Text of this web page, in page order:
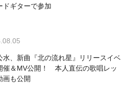
ドギターで参加
水、新曲『北の流れ星』リリースイベ
催＆MV公開！ 本人直伝の歌唱レッ
画も公開